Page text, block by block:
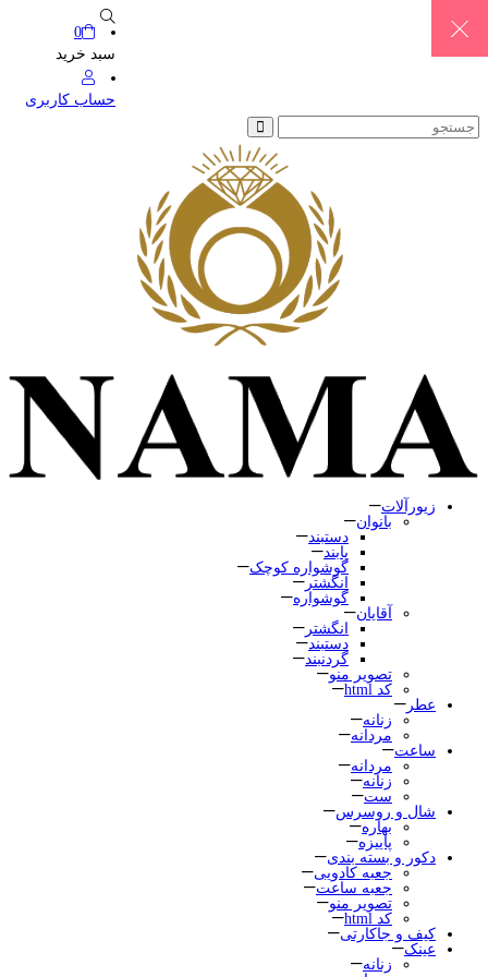
0
سبد خرید
حساب کاربری
زیورآلات
بانوان
دستبند
پابند
گوشواره کوچک
انگشتر
گوشواره
آقایان
انگشتر
دستبند
گردنبند
تصویر منو
کد html
عطر
زنانه
مردانه
ساعت
مردانه
زنانه
ست
شال و روسرس
بهاره
پاییزه
دکور و بسته بندی
جعبه کادویی
جعبه ساعت
تصویر منو
کد html
کیف و جاکارتی
عینک
زنانه